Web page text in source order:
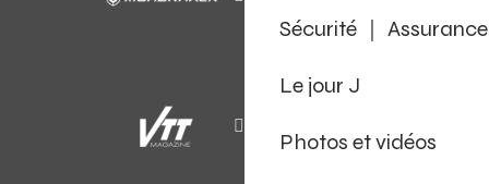
Sécurité ｜ Assurance
Le jour J
Photos et vidéos